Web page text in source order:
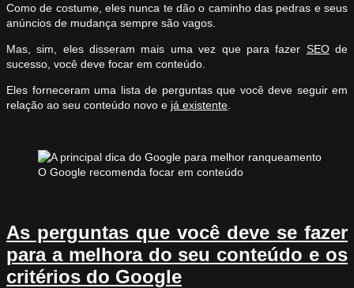
Como de costume, eles nunca te dão o caminho das pedras e seus
anúncios de mudança sempre são vagos.
Mas, sim, eles disseram mais uma vez que para fazer SEOde
sucesso, você deve focar em conteúdo.
Eles forneceram uma lista de perguntas que você deve seguir em
relação ao seu conteúdo novo e já existente
O Google recomenda focar em conteúdo
As perguntas que você deve se fazer
para a melhora do seu conteúdo e os
critérios do Google